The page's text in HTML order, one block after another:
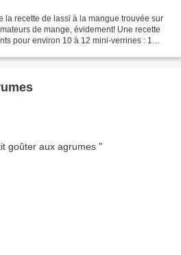
la recette de lassi à la mangue trouvée sur
de mange, évidement! Une recette
pour environ 10 à 12 mini-verrines : 1